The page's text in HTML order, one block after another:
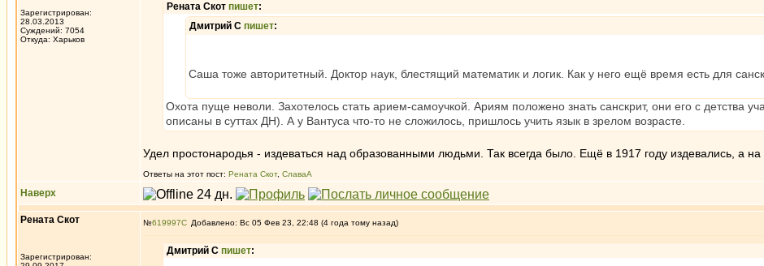
Зарегистрирован:
28.03.2013
Суждений: 7054
Откуда: Харьков
Рената Скот пишет:
Дмитрий С пишет:
Саша тоже авторитетный. Доктор наук, блестящий математик и логик. Как у него ещё время есть для
Охота пуще неволи. Захотелось стать арием-самоучкой. Ариям положено знать санскрит, они его с детства
описаны в суттах ДН). А у Вантуса что-то не сложилось, пришлось учить язык в зрелом возрасте.
Удел простонародья - издеваться над образованными людьми. Так всегда было. Ещё в 1917 году издевались, а
Ответы на этот пост: Рената Скот, СлаваА
Наверх
Рената Скот
Зарегистрирован:
№619997 Добавлено: Вс 05 Фев 23, 22:48 (4 года тому назад)
Дмитрий С пишет: